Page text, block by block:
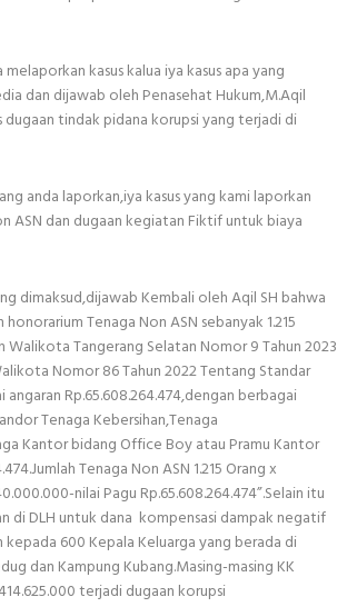
kasus kalua iya kasus apa yang
dan dijawab oleh Penasehat Hukum,M.Aqil
dugaan tindak pidana korupsi yang terjadi di
anda laporkan,iya kasus yang kami laporkan
ASN dan dugaan kegiatan Fiktif untuk biaya
dimaksud,dijawab Kembali oleh Aqil SH bahwa
Tenaga Non ASN sebanyak 1.215
Tangerang Selatan Nomor 9 Tahun 2023
Nomor 86 Tahun 2022 Tentang Standar
Rp.65.608.264.474,dengan berbagai
Tenaga Kebersihan,Tenaga
Kantor bidang Office Boy atau Pramu Kantor
Tenaga Non ASN 1.215 Orang x
nilai Pagu Rp.65.608.264.474”.Selain itu
di DLH untuk dana kompensasi dampak negatif
kepada 600 Kepala Keluarga yang berada di
dan Kampung Kubang.Masing-masing KK
terjadi dugaan korupsi